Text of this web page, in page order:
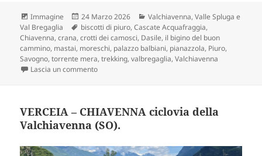
Formato
Immagine
Scritto
il
24 Marzo 2026 Categorie
Valchiavenna, Valle Spluga e
Val Bregaglia
Tag
biscotti di piuro,Cascate Acquafraggia,
Chiavenna,crana,crotti dei camosci, Dasile, il bigino del buon
cammino, mastai, moreschi, palazzo balbiani, pianazzola, Piuro,
Savogno,torrente mera,trekking,valbregaglia,Valchiavenna
Lascia un commentosu Anello CHIAVENNA-DASILE-SAVOGNO-
VERCEIA – CHIAVENNA ciclovia della
Valchiavenna (SO).